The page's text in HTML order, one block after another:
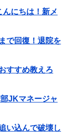
んにちは！新メ
で回復！退院を
すすめ教えろ
JKマネージャ
い込んで破壊し